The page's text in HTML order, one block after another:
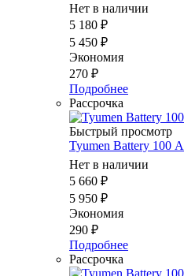
Нет в наличии
5 180 ₽
5 450 ₽
Экономия
270 ₽
Подробнее
Рассрочка
Быстрый просмотр
Tyumen Battery 100
Нет в наличии
5 660 ₽
5 950 ₽
Экономия
290 ₽
Подробнее
Рассрочка